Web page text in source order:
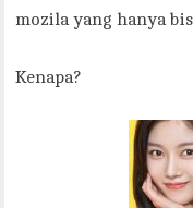
mozila yang hanya
Kenapa?